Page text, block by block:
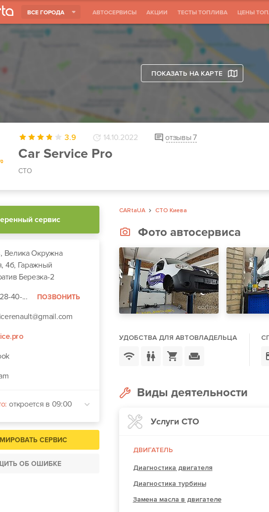
ВСЕ ГОРОДА АВТОСЕРВИСЫ АКЦИИ ТЕСТЫ ТОПЛИВА ЦЕНЫ
ПОКАЗАТЬ НА КАРТЕ
3.9 14.10.2022 отзывы 7
Car Service Pro
СТО
сервис
Велика Окружна
4б, Гаражный
Березка-2
40-...
ПОЗВОНИТЬ
откроется в 09:00
СЕРВИС
ОБ ОШИБКЕ
CARtaUA СТО Киева
Фото автосервиса
УДОБСТВА ДЛЯ АВТОВЛАДЕЛЬЦА
Виды деятельности
Услуги СТО
ДВИГАТЕЛЬ
Диагностика двигателя
Диагностика турбины
Замена масла в двигателе